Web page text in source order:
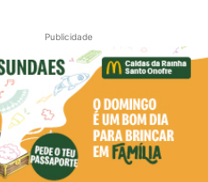
Publicidade